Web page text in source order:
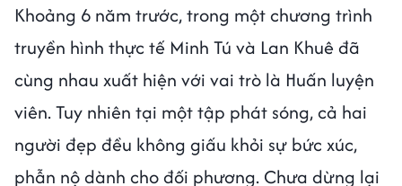
Khoảng 6 năm trước, trong một chương trình
truyền hình thực tế Minh Tú và Lan Khuê đã
cùng nhau xuất hiện với vai trò là Huấn luyện
viên. Tuy nhiên tại một tập phát sóng, cả hai
người đẹp đều không giấu khỏi sự bức xúc,
phẫn nộ dành cho đối phương. Chưa dừng lại